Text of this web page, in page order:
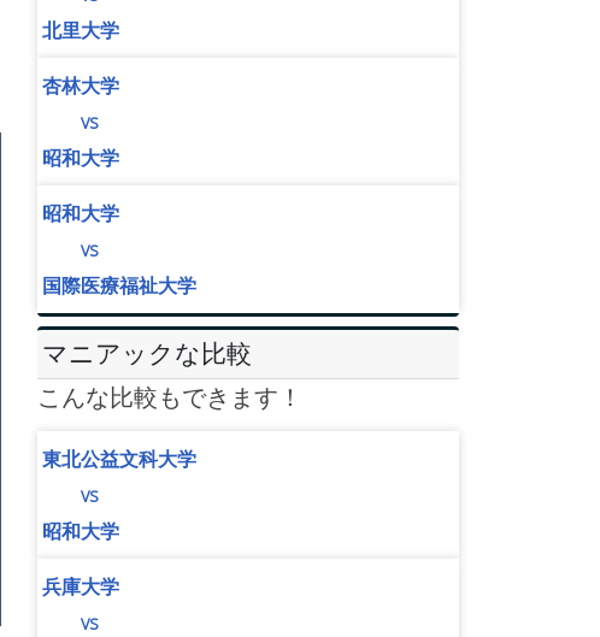
北里大学
杏林大学
vs
昭和大学
昭和大学
vs
国際医療福祉大学
マニアックな比較
こんな比較もできます！
東北公益文科大学
vs
昭和大学
兵庫大学
vs